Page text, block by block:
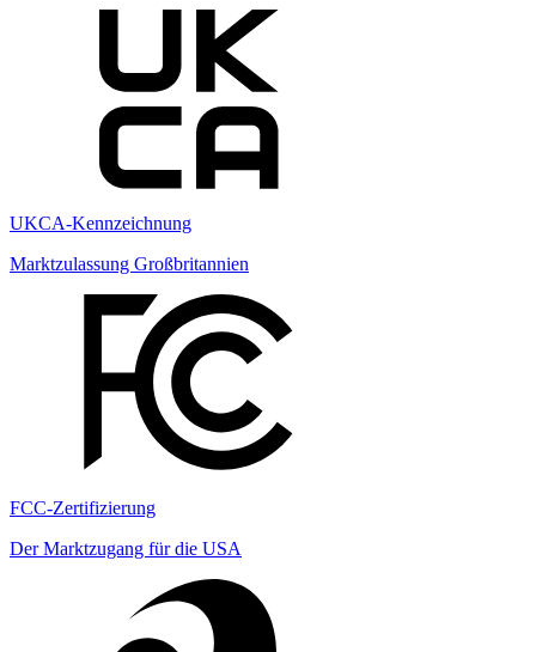
UKCA-Kennzeichnung
Marktzulassung Großbritannien
FCC-Zertifizierung
Der Marktzugang für die USA